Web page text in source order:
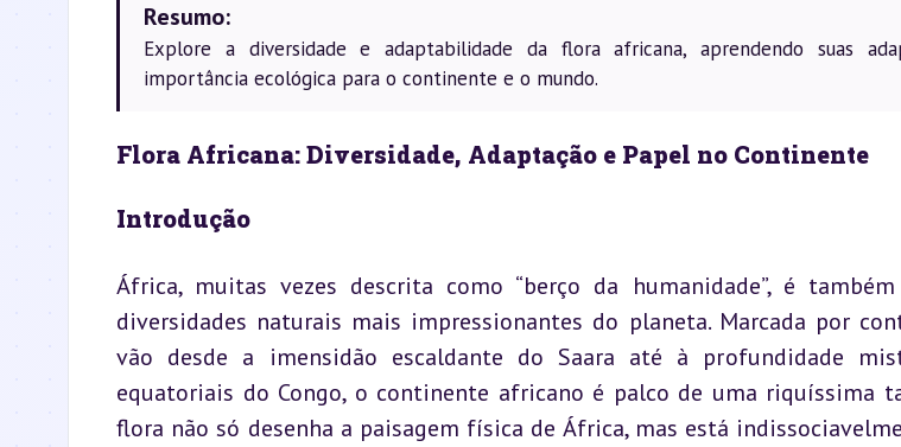
Resumo:
Explore a diversidade e adaptabilidade da flora africana, aprendendo suas
importância ecológica para o continente e o mundo.
Flora Africana: Diversidade, Adaptação e Papel no Continente
Introdução
África, muitas vezes descrita como “berço da humanidade”, é
diversidades naturais mais impressionantes do planeta. Marcada por
vão desde a imensidão escaldante do Saara até à profundidade
equatoriais do Congo, o continente africano é palco de uma riquíssima
flora não só desenha a paisagem física de África, mas está